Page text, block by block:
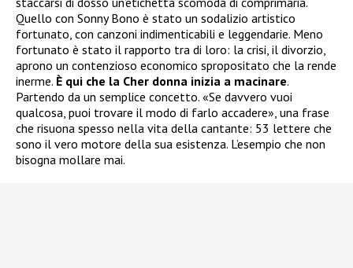
Quello con Sonny Bono è stato un sodalizio artistico
fortunato, con canzoni indimenticabili e leggendarie. Meno
fortunato è stato il rapporto tra di loro: la crisi, il divorzio,
aprono un contenzioso economico spropositato che la rende
inerme. È qui che la Cher donna inizia a macinare.
Partendo da un semplice concetto. «Se davvero vuoi
qualcosa, puoi trovare il modo di farlo accadere», una frase
che risuona spesso nella vita della cantante: 53 lettere che
sono il vero motore della sua esistenza. L’esempio che non
bisogna mollare mai.